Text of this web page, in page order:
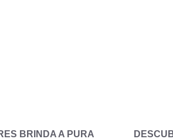
BRINDA A PURA